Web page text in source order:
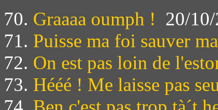
70. Graaaa oumph ! 20/
71. Puisse ma foi sauver
72. On est pas loin de
73. Hééé ! Me laisse pas